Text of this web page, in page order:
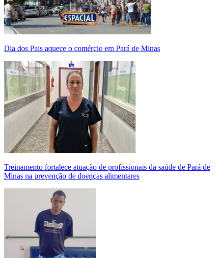
Dia dos Pais aquece o comércio em Pará de Minas
Treinamento fortalece atuação de profissionais da saúde de Pará de
Minas na prevenção de doenças alimentares